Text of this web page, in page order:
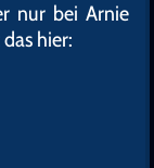
nur bei Arnie
hier: